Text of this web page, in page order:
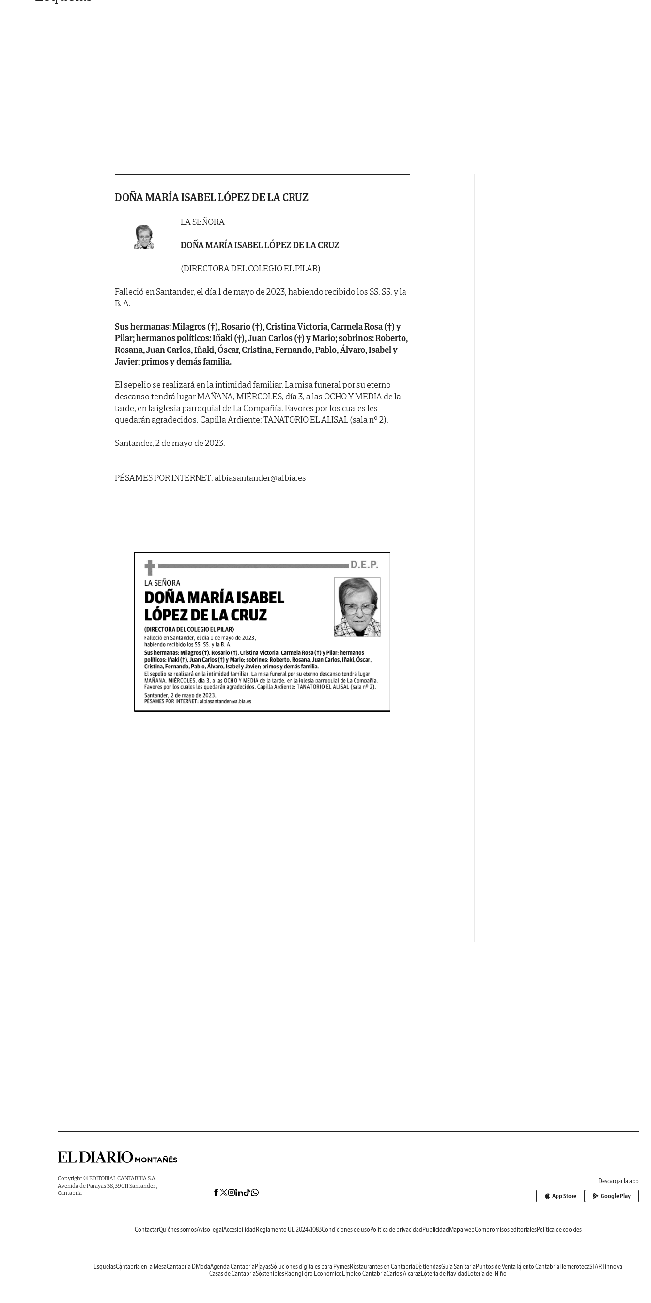
DOÑA MARÍA ISABEL LÓPEZ DE LA CRUZ
LA SEÑORA
DOÑA MARÍA ISABEL LÓPEZ DE LA CRUZ
(DIRECTORA DEL COLEGIO EL PILAR)
Falleció en Santander, el día 1 de mayo de 2023, habiendo recibido los SS. SS. y la
B. A.
Sus hermanas: Milagros (†), Rosario (†), Cristina Victoria, Carmela Rosa (†) y
Pilar; hermanos políticos: Iñaki (†), Juan Carlos (†) y Mario; sobrinos: Roberto,
Rosana, Juan Carlos, Iñaki, Óscar, Cristina, Fernando, Pablo, Álvaro, Isabel y
Javier; primos y demás familia.
El sepelio se realizará en la intimidad familiar. La misa funeral por su eterno
descanso tendrá lugar MAÑANA, MIÉRCOLES, día 3, a las OCHO Y MEDIA de la
tarde, en la iglesia parroquial de La Compañía. Favores por los cuales les
quedarán agradecidos. Capilla Ardiente: TANATORIO EL ALISAL (sala nº 2).
Santander, 2 de mayo de 2023.
PÉSAMES POR INTERNET: albiasantander@albia.es
Copyright © EDITORIAL CANTABRIA S.A.
Avenida de Parayas 38, 39011 Santander ,
Cantabria
Descargar la app
App Store Google Play
ContactarQuiénes somosAviso legal Accesibilidad Reglamento UE 2024/1083Condiciones de uso Política de privacidad Publicidad Mapa webCompromisos editorialesPolítica de cookies
EsquelasCantabria en la MesaCantabria DModaAgenda Cantabria PlayasSoluciones digitales para PymesRestaurantes en Cantabria De tiendasGuía Sanitaria Puntos de VentaTalento Cantabria HemerotecaSTARTinnova
Casas de CantabriaSosteniblesRacing Foro Económico Empleo CantabriaCarlos AlcarazLotería de Navidad Lotería del Niño